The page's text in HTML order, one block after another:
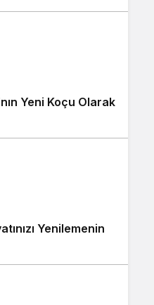
Yeni Koçu Olarak
Yenilemenin